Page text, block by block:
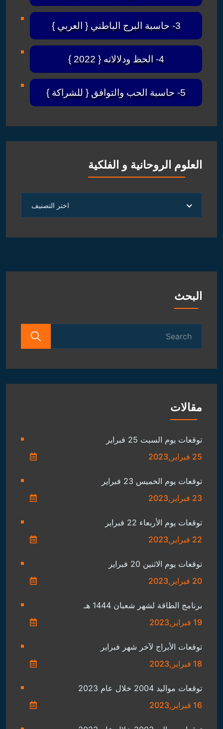
3- حاسبة البرج الباطني { العربي }
4- الحظ ودلالاته { 2022 }
5- حاسبة الحب والتوافق { للشراكة }
العلوم الروحانية و الفلكية
الروحانية
الفلكية
اختر التصنيف
البحث
مقالات
توقعات يوم السبت 25 فبراير
25 فبراير,2023
توقعات يوم الخميس 23 فبراير
23 فبراير,2023
توقعات يوم الأربعاء 22 فبراير
22 فبراير,2023
توقعات يوم الاثنين 20 فبراير
20 فبراير,2023
برنامج الطاقة لشهر شعبان 1444 هـ
19 فبراير,2023
توقعات الأبراج لآخر شهر فبراير
18 فبراير,2023
توقعات مواليد 2004 خلال عام 2023
16 فبراير,2023